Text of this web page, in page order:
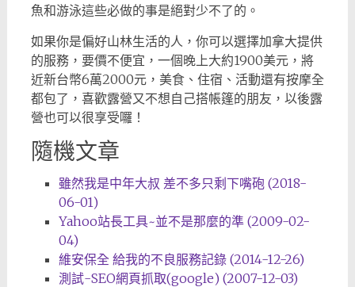
魚和游泳這些必做的事是絕對少不了的。
如果你是偏好山林生活的人，你可以選擇加拿大提供
的服務，要價不便宜，一個晚上大約1900美元，將
近新台幣6萬2000元，美食、住宿、活動還有按摩全
都包了，喜歡露營又不想自己搭帳篷的朋友，以後露
營也可以很享受囉！
隨機文章
雖然我是中年大叔 差不多只剩下嘴砲 (2018-
06-01)
Yahoo站長工具~並不是那麼的準 (2009-02-
04)
維安保全 給我的不良服務記錄 (2014-12-26)
測試-SEO網頁抓取(google) (2007-12-03)